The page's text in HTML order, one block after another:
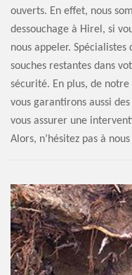
ouverts. En effet, nous
dessouchage à Hirel, si
nous appeler.
souches restantes dans
sécurité. En plus, de
vous garantirons aussi
vous assurer une
Alors, n’hésitez pas à